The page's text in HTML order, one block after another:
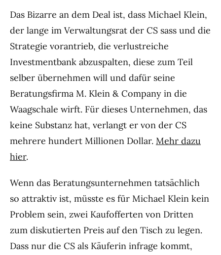
Das Bizarre an dem Deal ist, dass Michael Klein,
der lange im Verwaltungsrat der CS sass und die
Strategie vorantrieb, die verlustreiche
Investmentbank abzuspalten, diese zum Teil
selber übernehmen will und dafür seine
Beratungsfirma M. Klein & Company in die
Waagschale wirft. Für dieses Unternehmen, das
keine Substanz hat, verlangt er von der CS
mehrere hundert Millionen Dollar. Mehr dazu
hier.
Wenn das Beratungsunternehmen tatsächlich
so attraktiv ist, müsste es für Michael Klein kein
Problem sein, zwei Kaufofferten von Dritten
zum diskutierten Preis auf den Tisch zu legen.
Dass nur die CS als Käuferin infrage kommt,